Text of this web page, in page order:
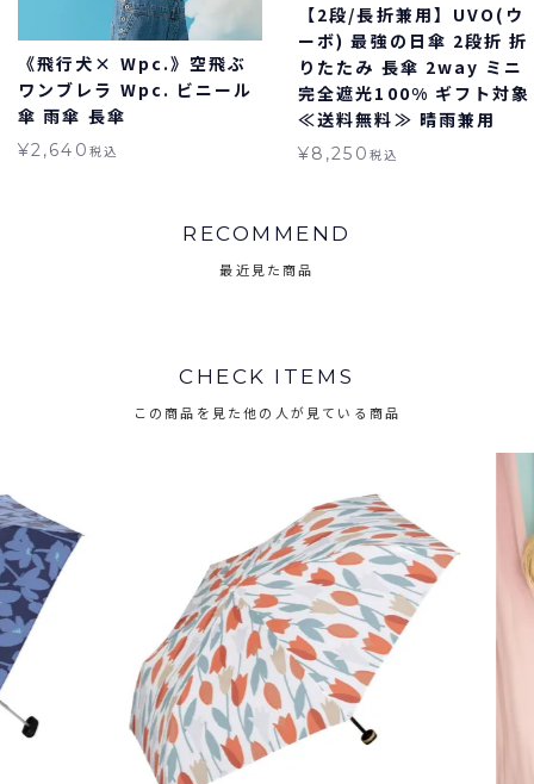
《飛行犬× Wpc.》空飛ぶ
ワンブレラ Wpc. ビニール
傘 雨傘 長傘
¥2,640 税込
【2段/長折兼用】UVO(ウ
ーボ) 最強の日傘 2段折 折
りたたみ 長傘 2way ミニ
完全遮光100% ギフト対象
≪送料無料≫ 晴雨兼用
¥8,250 税込
RECOMMEND
最近見た商品
CHECK ITEMS
この商品を見た他の人が見ている商品